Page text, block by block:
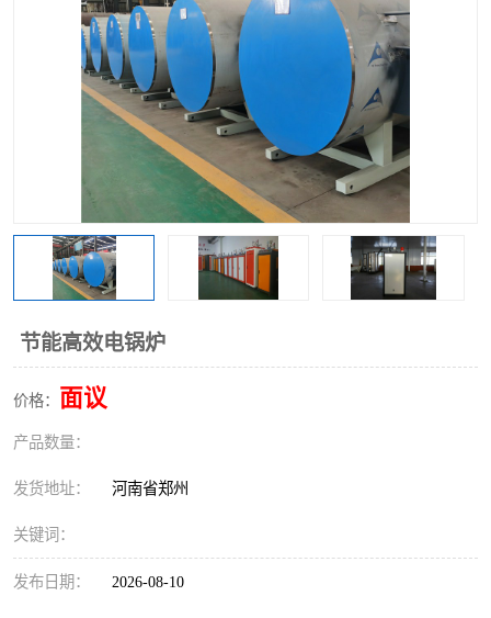
节能高效电锅炉
价格： 面议
产品数量：
发货地址： 河南省郑州
关键词：
发布日期： 2026-08-10